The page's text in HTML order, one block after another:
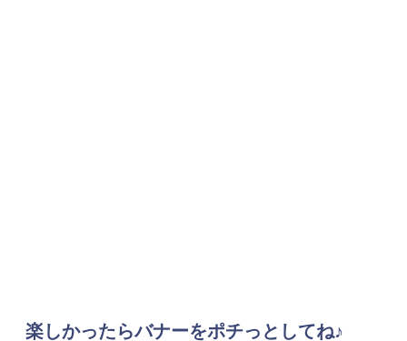
楽しかったらバナーをポチっとしてね♪